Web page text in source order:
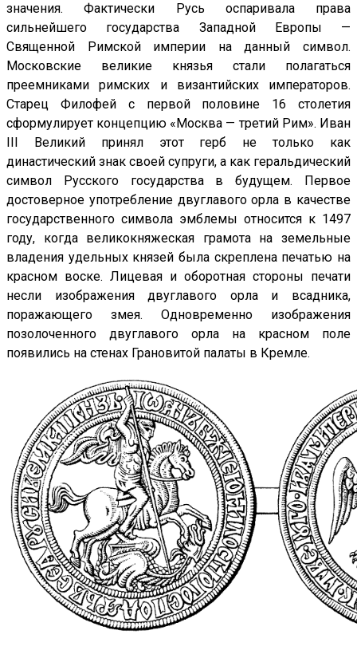
значения. Фактически Русь оспаривала права
сильнейшего государства Западной Европы —
Священной Римской империи на данный символ.
Московские великие князья стали полагаться
преемниками римских и византийских императоров.
Старец Филофей с первой половине 16 столетия
сформулирует концепцию «Москва — третий Рим». Иван
III Великий принял этот герб не только как
династический знак своей супруги, а как геральдический
символ Русского государства в будущем. Первое
достоверное употребление двуглавого орла в качестве
государственного символа эмблемы относится к 1497
году, когда великокняжеская грамота на земельные
владения удельных князей была скреплена печатью на
красном воске. Лицевая и оборотная стороны печати
несли изображения двуглавого орла и всадника,
поражающего змея. Одновременно изображения
позолоченного двуглавого орла на красном поле
появились на стенах Грановитой палаты в Кремле.